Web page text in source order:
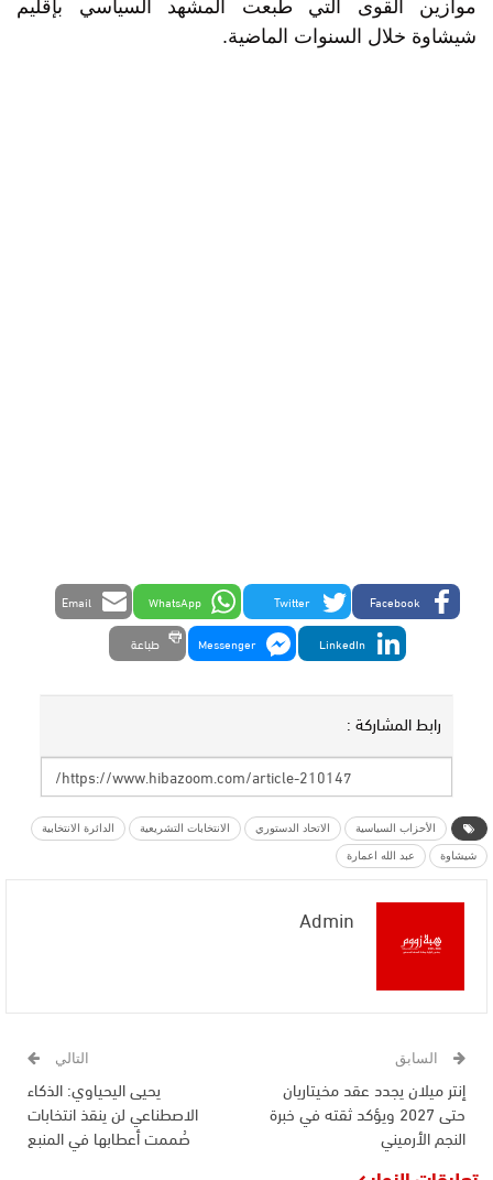
موازين القوى التي طبعت المشهد السياسي بإقليم
شيشاوة خلال السنوات الماضية.
Facebook
Twitter
WhatsApp
Email
LinkedIn
Messenger طباعة
رابط المشاركة :
الأحزاب السياسية الاتحاد الدستوري الانتخابات التشريعية الدائرة الانتخابية
شيشاوة عبد الله اعمارة
Admin
السابق
إنتر ميلان يجدد عقد مخيتاريان
حتى 2027 ويؤكد ثقته في خبرة
النجم الأرميني
التالي
يحيى اليحياوي: الذكاء
الاصطناعي لن ينقذ انتخابات
صُممت أعطابها في المنبع